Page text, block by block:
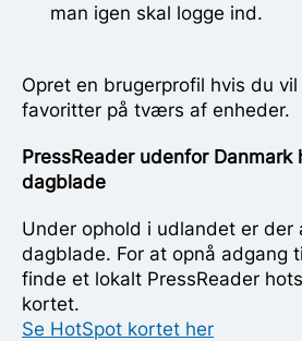
man igen skal logge ind.
Opret en brugerprofil hvis du
favoritter på tværs af enheder.
PressReader udenfor Danmark
dagblade
Under ophold i udlandet er der
dagblade. For at opnå adgang
finde et lokalt PressReader
kortet.
Se HotSpot kortet her